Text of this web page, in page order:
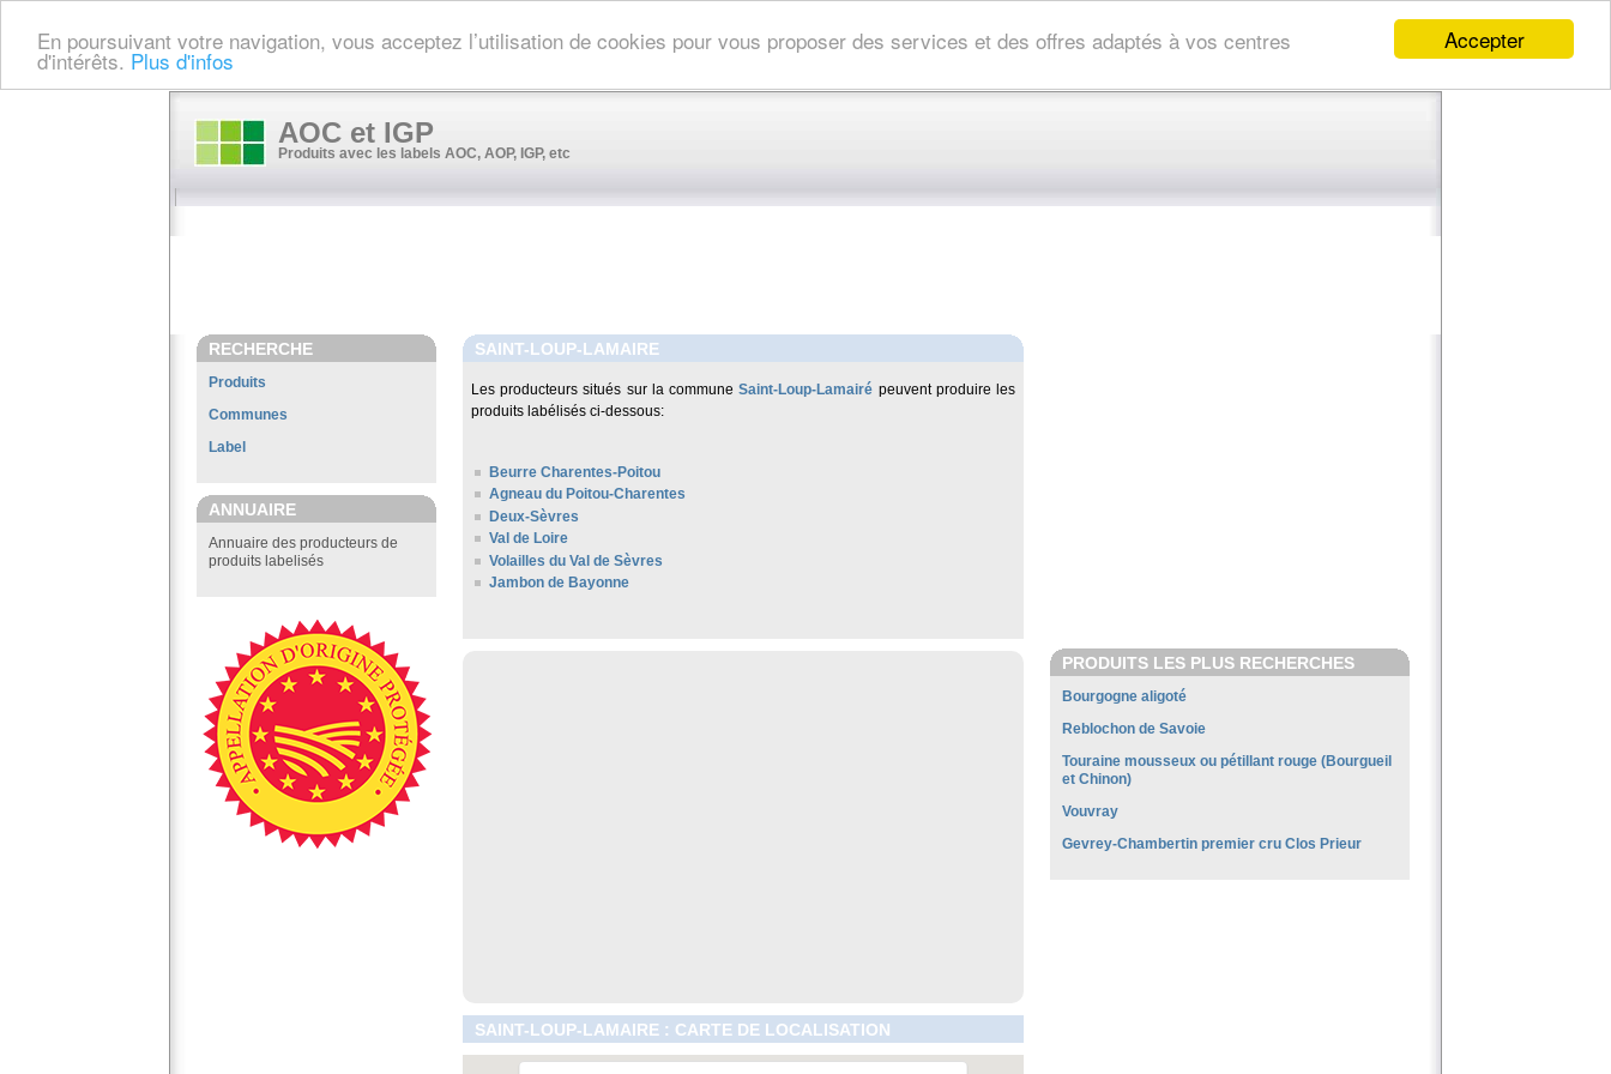
Accepter
En poursuivant votre navigation, vous acceptez l’utilisation de cookies pour vous proposer des services et des offres adaptés à vos centres
d'intérêts. Plus d'infos
AOC et IGP
Produits avec les labels AOC, AOP, IGP, etc
RECHERCHE
Produits
Communes
Label
ANNUAIRE
Annuaire des producteurs de
produits labelisés
SAINT-LOUP-LAMAIRE
Les producteurs situés sur la communeSaint-Loup-Lamairé peuvent produire les
produits labélisés ci-dessous:
Beurre Charentes-Poitou
Agneau du Poitou-Charentes
Deux-Sèvres
Val de Loire
Volailles du Val de Sèvres
Jambon de Bayonne
SAINT-LOUP-LAMAIRE : CARTE DE LOCALISATION
PRODUITS LES PLUS RECHERCHES
Bourgogne aligoté
Reblochon de Savoie
Touraine mousseux ou pétillant rouge (Bourgueil
et Chinon)
Vouvray
Gevrey-Chambertin premier cru Clos Prieur